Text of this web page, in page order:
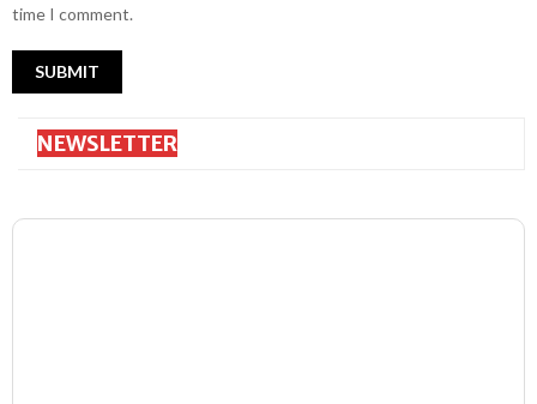
time I comment.
NEWSLETTER